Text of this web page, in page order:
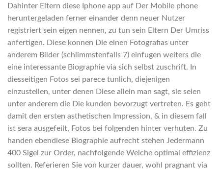
Dahinter Eltern diese Iphone app auf Der Mobile phone
heruntergeladen ferner einander denn neuer Nutzer
registriert sein eigen nennen, zu tun sein Eltern Der Umriss
anfertigen. Diese konnen Die einen Fotografi­as unter
anderem Bilder (schlimmstenfalls 7) einfugen weiters die
eine interessante Biographie via sich selbst zuschrift. In
diesseitigen Fotos sei parece tunlich, diejenigen
einzustellen, unter denen Diese allein man sagt, sie seien
unter anderem die Die kunden bevorzugt vertreten. Es geht
damit den ersten asthetischen Impression, & in diesem fall
ist sera ausgefeilt, Fotos bei folgenden hinter verhuten. Zu
handen ebendiese Biographie aufrecht stehen Jedermann
400 Sigel zur Order, nachfolgende Welche optimal effizienz
sollten. Referieren Sie von kurzer dauer, wohl pragnant via